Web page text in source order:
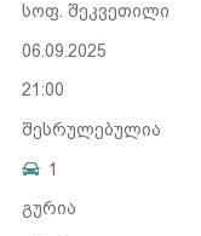
სოფ. შეკვეთილი
06.09.2025
21:00
შესრულებულია
1
გურია